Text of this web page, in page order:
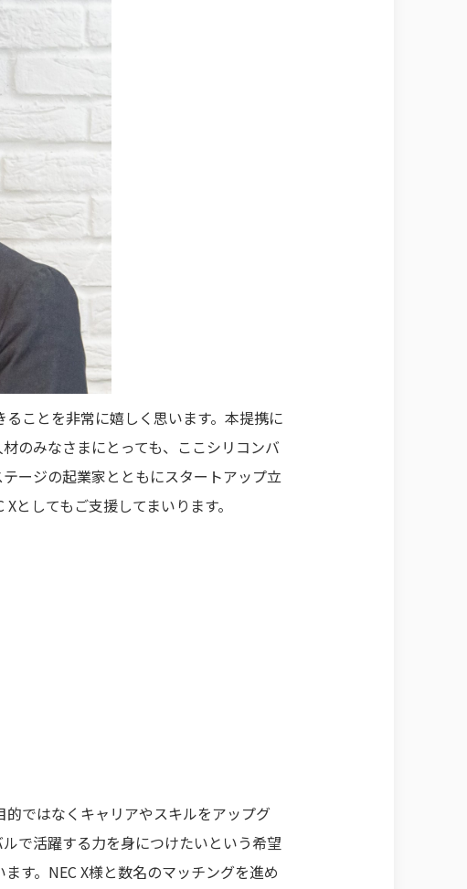
ことを非常に嬉しく思います。本提携に
のみなさまにとっても、ここシリコンバ
ージの起業家とともにスタートアップ立
としてもご支援してまいります。
ではなくキャリアやスキルをアップグ
で活躍する力を身につけたいという希望
す。NEC X様と数名のマッチングを進め